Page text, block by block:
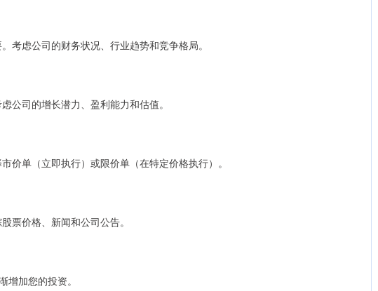
考虑公司的财务状况、行业趋势和竞争格局。
公司的增长潜力、盈利能力和估值。
价单（立即执行）或限价单（在特定价格执行）。
票价格、新闻和公司公告。
加您的投资。